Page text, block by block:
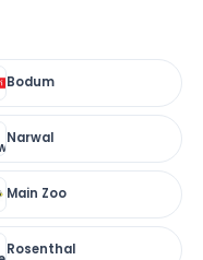
Bodum
Narwal
Main Zoo
Rosenthal